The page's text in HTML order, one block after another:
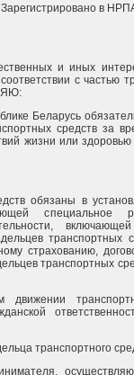
Зарегистрировано в
и иных
с частью
Беларусь
средств за
жизни или
обязаны в
специальное
страхованию,
транспортных
транспортного